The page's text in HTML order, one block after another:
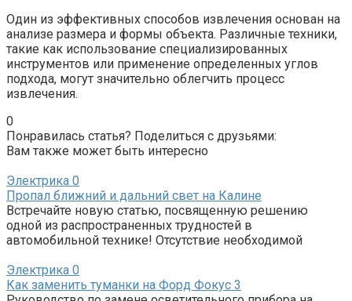
Один из эффективных способов извлечения основан на
анализе размера и формы объекта. Различные техники,
такие как использование специализированных
инструментов или применение определенных углов
подхода, могут значительно облегчить процесс
извлечения.
0
Понравилась статья? Поделиться с друзьями:
Вам также может быть интересно
Электрика 0
Пропал ближний и дальний свет на Калине
Встречайте новую статью, посвященную решению
одной из распространенных трудностей в
автомобильной технике! Отсутствие необходимой
Электрика 0
Как заменить туманки на Форд Фокус 3